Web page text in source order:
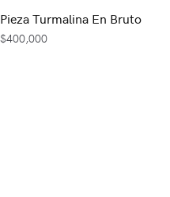
Pieza Turmalina En Bruto
$400,000